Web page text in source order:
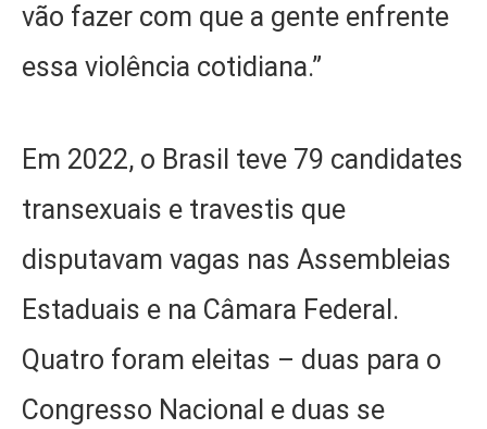
vão fazer com que a gente enfrente
essa violência cotidiana.”
Em 2022, o Brasil teve 79 candidates
transexuais e travestis que
disputavam vagas nas Assembleias
Estaduais e na Câmara Federal.
Quatro foram eleitas – duas para o
Congresso Nacional e duas se